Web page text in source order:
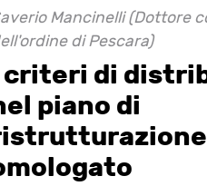
e politiche sovrane: i dazi
Mancinelli (Dottore
di Pescara)
criteri di
piano di